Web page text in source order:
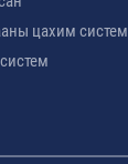
цахим систем